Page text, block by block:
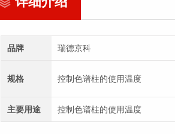
品牌 瑞德京科
规格 控制色谱柱的使用温度
主要用途 控制色谱柱的使用温度